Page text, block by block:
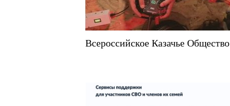
Всероссийское Казачье Общество